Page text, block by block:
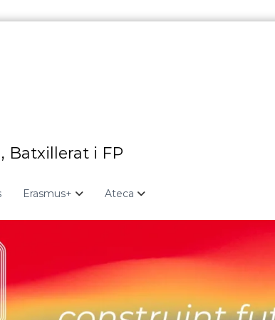
Batxillerat i FP
Erasmus+ Ateca